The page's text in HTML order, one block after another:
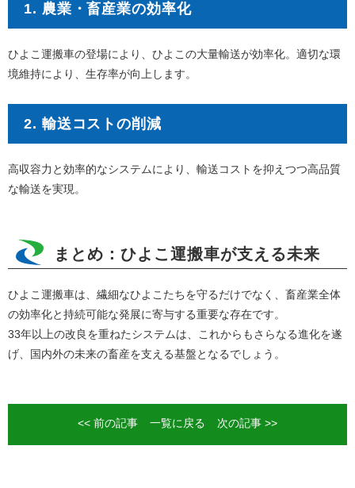
1. 農業・畜産業の効率化
ひよこ運搬車の登場により、ひよこの大量輸送が効率化。適切な環
境維持により、生存率が向上します。
2. 輸送コストの削減
高収容力と効率的なシステムにより、輸送コストを抑えつつ高品質
な輸送を実現。
まとめ：ひよこ運搬車が支える未来
ひよこ運搬車は、繊細なひよこたちを守るだけでなく、畜産業全体
の効率化と持続可能な発展に寄与する重要な存在です。
33年以上の改良を重ねたシステムは、これからもさらなる進化を遂
げ、国内外の未来の畜産を支える基盤となるでしょう。
<< 前の記事 一覧に戻る 次の記事 >>